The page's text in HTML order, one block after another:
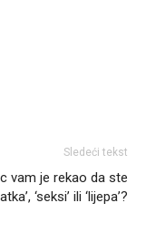
Sledeći tekst
vam je rekao da ste
‘seksi’ ili ‘lijepa’?